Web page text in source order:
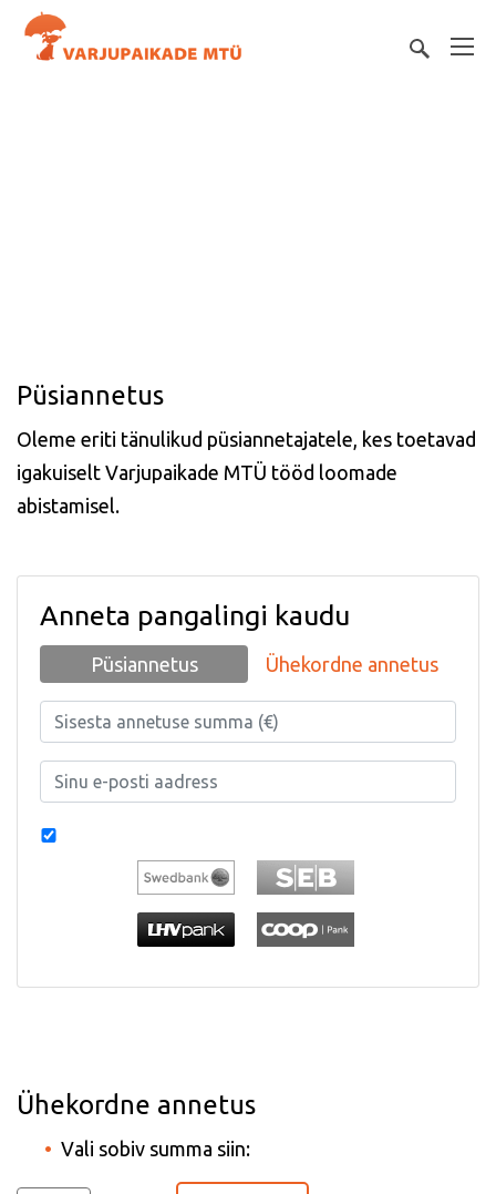
Püsiannetus
Oleme eriti tänulikud püsiannetajatele, kes toetavad
igakuiselt Varjupaikade MTÜ tööd loomade
abistamisel.
Anneta pangalingi kaudu
Püsiannetus Ühekordne annetus
Ühekordne annetus
Vali sobiv summa siin: